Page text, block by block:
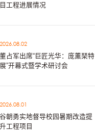
目工程进展情况
2026.08.02
董占军出席“巨匠光华：庞薰琹特
展”开幕式暨学术研讨会
2026.08.01
谷朝勇实地督导校园暑期改造提
升工程项目